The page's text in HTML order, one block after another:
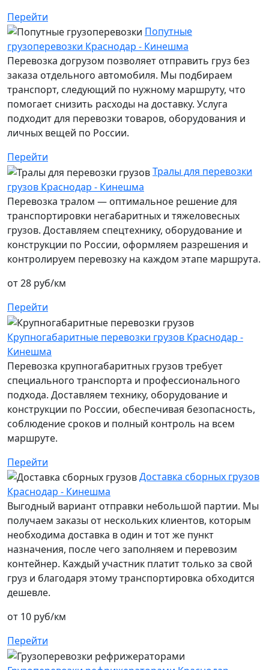
Перейти
Попутные
грузоперевозки Краснодар - Кинешма
Перевозка догрузом позволяет отправить груз без
заказа отдельного автомобиля. Мы подбираем
транспорт, следующий по нужному маршруту, что
помогает снизить расходы на доставку. Услуга
подходит для перевозки товаров, оборудования и
личных вещей по России.
Перейти
Тралы для перевозки
грузов Краснодар - Кинешма
Перевозка тралом — оптимальное решение для
транспортировки негабаритных и тяжеловесных
грузов. Доставляем спецтехнику, оборудование и
конструкции по России, оформляем разрешения и
контролируем перевозку на каждом этапе маршрута.
от 28 руб/км
Перейти
Крупногабаритные перевозки грузов Краснодар -
Кинешма
Перевозка крупногабаритных грузов требует
специального транспорта и профессионального
подхода. Доставляем технику, оборудование и
конструкции по России, обеспечивая безопасность,
соблюдение сроков и полный контроль на всем
маршруте.
Перейти
Доставка сборных грузов
Краснодар - Кинешма
Выгодный вариант отправки небольшой партии. Мы
получаем заказы от нескольких клиентов, которым
необходима доставка в один и тот же пункт
назначения, после чего заполняем и перевозим
контейнер. Каждый участник платит только за свой
груз и благодаря этому транспортировка обходится
дешевле.
от 10 руб/км
Перейти